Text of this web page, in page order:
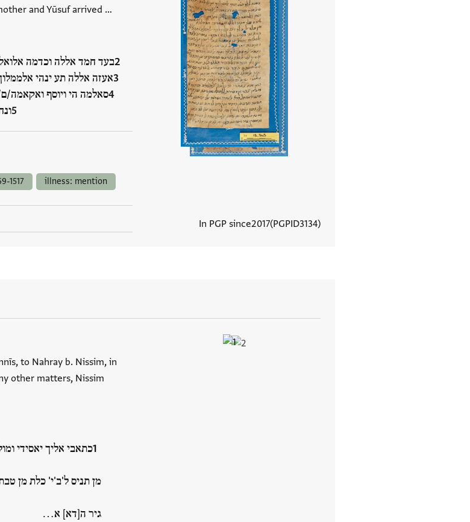
and Yūsuf arrived …
בעד חמד אללה וכדמה
אעזה אללה תע ינהי
סאלמה הי ויוסף ואקאמה/
1517 illness: mention
In PGP since2017 PGPID3134
to Nahray b. Nissim, in
other matters, Nissim
כתאבי אליך יאסידי
מן תניס ל'ב'י' כלת מן
גיר ה[דא] א…